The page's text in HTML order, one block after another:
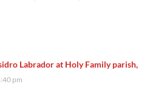
Labrador at Holy Family parish,
pm